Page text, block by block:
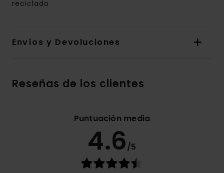
reciclado
Envíos y Devoluciones
Reseñas de los clientes
Puntuación media
4.6/5